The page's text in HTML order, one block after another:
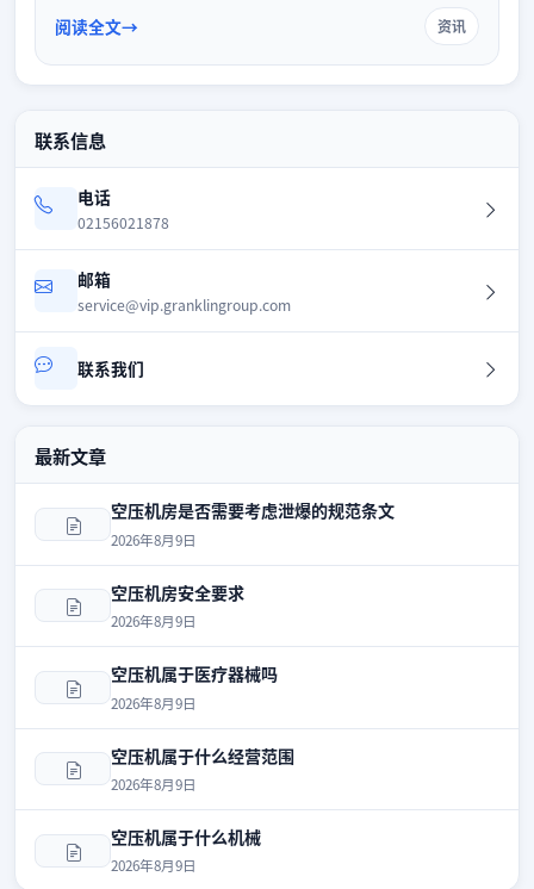
助企业科学评估耗气需求，优化空压机选型与系统配
阅读全文 资讯
联系信息
电话
02156021878
邮箱
service@vip.granklingroup.com
联系我们
最新文章
空压机房是否需要考虑泄爆的规范条文
2026年8月9日
空压机房安全要求
2026年8月9日
空压机属于医疗器械吗
2026年8月9日
空压机属于什么经营范围
2026年8月9日
空压机属于什么机械
2026年8月9日